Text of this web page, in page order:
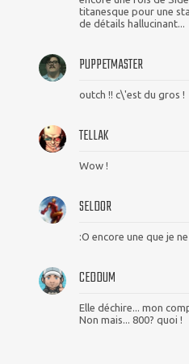
titanesque pour une
de détails hallucinant...
PUPPETMASTER
outch !! c\'est du gros !
TELLAK
Wow !
SELDOR
:O encore une que je
CEDDUM
Elle déchire... mon
Non mais... 800? quoi !